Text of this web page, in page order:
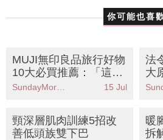
你可能也喜
MUJI無印良品旅行好物
10大必買推薦：「這神
器」讓行李秒增50%空
SundayMore編輯部 15 Jul
法
大
學
頸深層肌肉訓練5招改
善低頭族雙下巴
暖
拆